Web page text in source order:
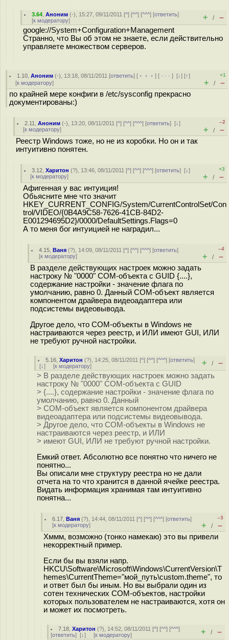
3.64 ,Аноним (-), 15:27, 09/11/2011 [^] [^^] [^^^] [ответить]
[к модератору] + / –
google://System+Configuration+Management
Странно, что Вы об этом не знаете, если действительно
управляете множеством серверов.
1.10 ,Аноним (-), 13:18, 08/11/2011 [ответить] [ ﹢﹢﹢] [ · · ·][↓] [↑]
[к модератору]
+1
+ / –
по крайней мере конфиги в /etc/sysconfig прекрасно
документированы:)
2.11 ,Аноним (-), 13:20, 08/11/2011 [^] [^^] [^^^] [ответить][↓]
[к модератору]
–2
+ / –
Реестр Windows тоже, но не из коробки. Но он и так
интуитивно понятен.
3.12 ,Харитон (?), 13:46, 08/11/2011 [^] [^^] [^^^] [ответить][↓]
[к модератору]
+3
+ / –
Афигенная у вас интуиция!
Обьясните мне что значит
HKEY_CURRENT_CONFIG/System/CurrentControlSet/Con
trol/VIDEO/{0B4A9C58-7626-41CB-84D2-
E001294695D2}/0000/DefaultSettings.Flags=0
А то меня бог интуицией не наградил...
4.15 ,Ваня (?), 14:09, 08/11/2011 [^] [^^] [^^^] [ответить]
[к модератору]
–4
+ / –
В разделе действующих настроек можно задать
настроку № "0000" COM-объекта с GUID {....},
содержание настройки - значение флага по
умолчанию, равно 0. Данный COM-объект является
компонентом драйвера видеоадаптера или
подсистемы видеовывода.
Другое дело, что COM-объекты в Windows не
настраиваются через реестр, и ИЛИ имеют GUI, ИЛИ
не требуют ручной настройки.
5.16 ,Харитон (?), 14:25, 08/11/2011 [^] [^^] [^^^] [ответить]
[↓] [к модератору] + / –
> В разделе действующих настроек можно задать
настроку № "0000" COM-объекта с GUID
> {....}, содержание настройки - значение флага по
умолчанию, равно 0. Данный
> COM-объект является компонентом драйвера
видеоадаптера или подсистемы видеовывода.
> Другое дело, что COM-объекты в Windows не
настраиваются через реестр, и ИЛИ
> имеют GUI, ИЛИ не требуют ручной настройки.
Емкий ответ. Абсолютно все понятно что ничего не
понятно...
Вы описали мне структуру реестра но не дали
отчета на то что хранится в данной ячейке реестра.
Видать информация хранимая там интуитивно
понятна...
6.17 ,Ваня (?), 14:44, 08/11/2011 [^] [^^] [^^^] [ответить]
[к модератору]
–3
+ / –
Хммм, возможно (тонко намекаю) это вы привели
некорректный пример.
Если бы вы взяли напр.
HKCU\Software\Microsoft\Windows\CurrentVersion\T
hemes\CurrentTheme="мой_путь\custom.theme", то
и ответ был бы иным. Но вы выбрали один из
сотен технических COM-объектов, настройки
которых пользователем не настраиваются, хотя он
и может их посмотреть.
7.18 ,Харитон (?), 14:52, 08/11/2011 [^] [^^] [^^^]
[ответить] [↓] [к модератору] + / –